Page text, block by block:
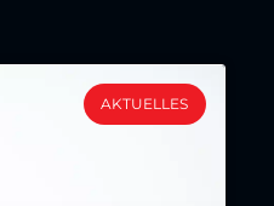
AKTUELLES